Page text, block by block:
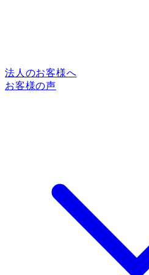
法人のお客様へ
お客様の声